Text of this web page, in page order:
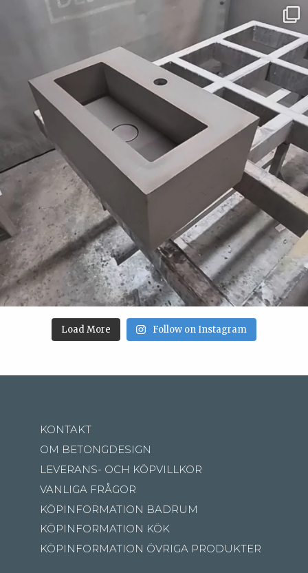
Load More Follow on Instagram
KONTAKT
OM BETONGDESIGN
LEVERANS- OCH KÖPVILLKOR
VANLIGA FRÅGOR
KÖPINFORMATION BADRUM
KÖPINFORMATION KÖK
KÖPINFORMATION ÖVRIGA PRODUKTER